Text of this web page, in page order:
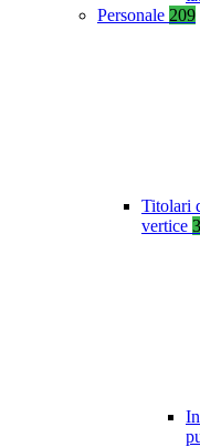
Personale 209
Titolari
vertice 3